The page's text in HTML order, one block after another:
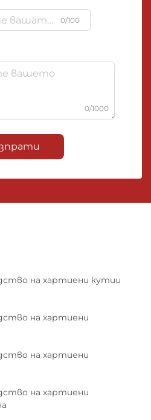
0/100
0/1000
на хартиени кутии
на хартиени
на хартиени
на хартиени